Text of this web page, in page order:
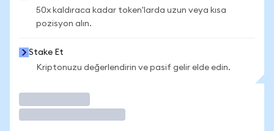
50x kaldıraca kadar token'larda uzun veya kısa
pozisyon alın.
Stake Et
Kriptonuzu değerlendirin ve pasif gelir elde edin.